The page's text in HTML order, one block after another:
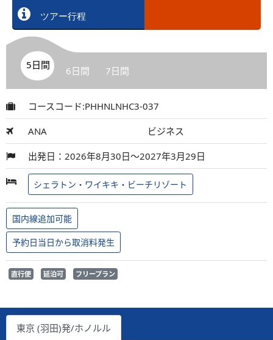
ツアー行程
5日間 6日間 7日間
コースコード:PHHNLNHC3-037
ANA ビジネス
出発日：2026年8月30日～2027年3月29日
シェラトン・ワイキキ・ビーチリゾート
国内線追加可能
予約日当日から取消料発生
直行便 延泊可 フリープラン
東京 (羽田)発/ホノルル